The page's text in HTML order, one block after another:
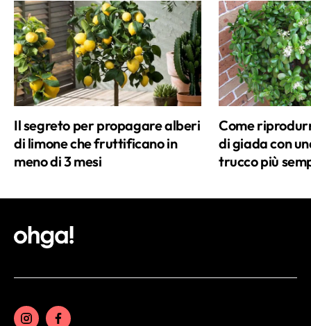
Il segreto per propagare alberi
di limone che fruttificano in
meno di 3 mesi
Come
di giada con
trucco più